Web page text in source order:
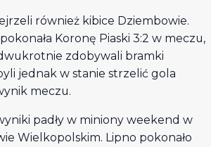
również kibice Dziembowie.
Koronę Piaski 3:2 w meczu,
zdobywali bramki
jednak w stanie strzelić gola
meczu.
padły w miniony weekend w
Wielkopolskim. Lipno pokonało